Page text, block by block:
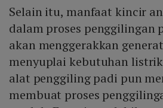
Selain itu, manfaat kincir
dalam proses penggilingan
akan menggerakkan
menyuplai kebutuhan
alat penggiling padi pun
membuat proses